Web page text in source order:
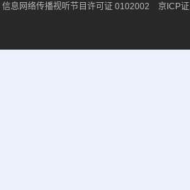
信息网络传播视听节目许可证 0102002 京ICP